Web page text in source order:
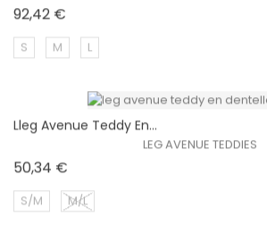
EXCLUSIVITÉ WEB !
92,42 €
S M L
Lleg Avenue Teddy En...
LEG AVENUE TEDDIES
50,34 €
S/M M/L